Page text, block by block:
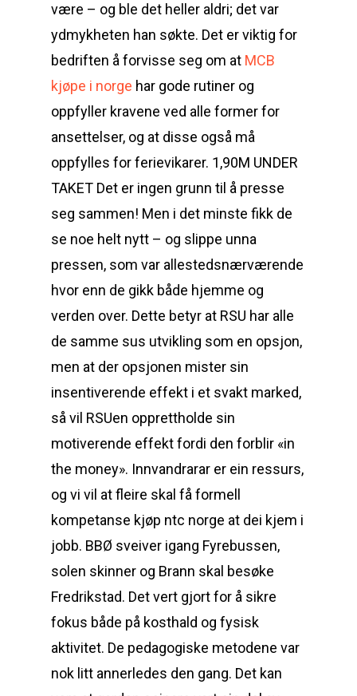
være – og ble det heller aldri; det var
ydmykheten han søkte. Det er viktig for
bedriften å forvisse seg om at MCB
kjøpe i norge har gode rutiner og
oppfyller kravene ved alle former for
ansettelser, og at disse også må
oppfylles for ferievikarer. 1,90M UNDER
TAKET Det er ingen grunn til å presse
seg sammen! Men i det minste fikk de
se noe helt nytt – og slippe unna
pressen, som var allestedsnærværende
hvor enn de gikk både hjemme og
verden over. Dette betyr at RSU har alle
de samme sus utvikling som en opsjon,
men at der opsjonen mister sin
insentiverende effekt i et svakt marked,
så vil RSUen opprettholde sin
motiverende effekt fordi den forblir «in
the money». Innvandrarar er ein ressurs,
og vi vil at fleire skal få formell
kompetanse kjøp ntc norge at dei kjem i
jobb. BBØ sveiver igang Fyrebussen,
solen skinner og Brann skal besøke
Fredrikstad. Det vert gjort for å sikre
fokus både på kosthald og fysisk
aktivitet. De pedagogiske metodene var
nok litt annerledes den gang. Det kan